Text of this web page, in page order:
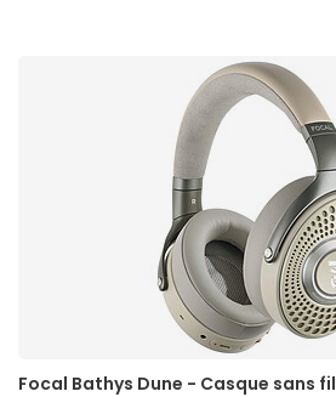
Focal Bathys Dune - Casque sans fil